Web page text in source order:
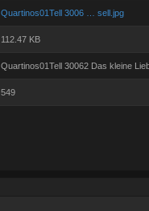
Quartinos01Tell 3006 … sell.jpg
112.47 KB
Quartinos01Tell 30062 Das kleine
549